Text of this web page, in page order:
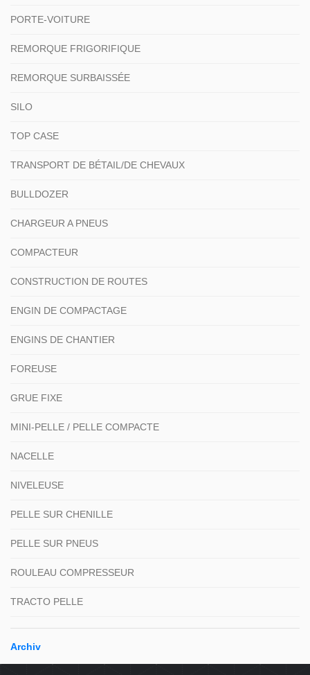
PORTE-VOITURE
REMORQUE FRIGORIFIQUE
REMORQUE SURBAISSÉE
SILO
TOP CASE
TRANSPORT DE BÉTAIL/DE CHEVAUX
BULLDOZER
CHARGEUR A PNEUS
COMPACTEUR
CONSTRUCTION DE ROUTES
ENGIN DE COMPACTAGE
ENGINS DE CHANTIER
FOREUSE
GRUE FIXE
MINI-PELLE / PELLE COMPACTE
NACELLE
NIVELEUSE
PELLE SUR CHENILLE
PELLE SUR PNEUS
ROULEAU COMPRESSEUR
TRACTO PELLE
Archiv